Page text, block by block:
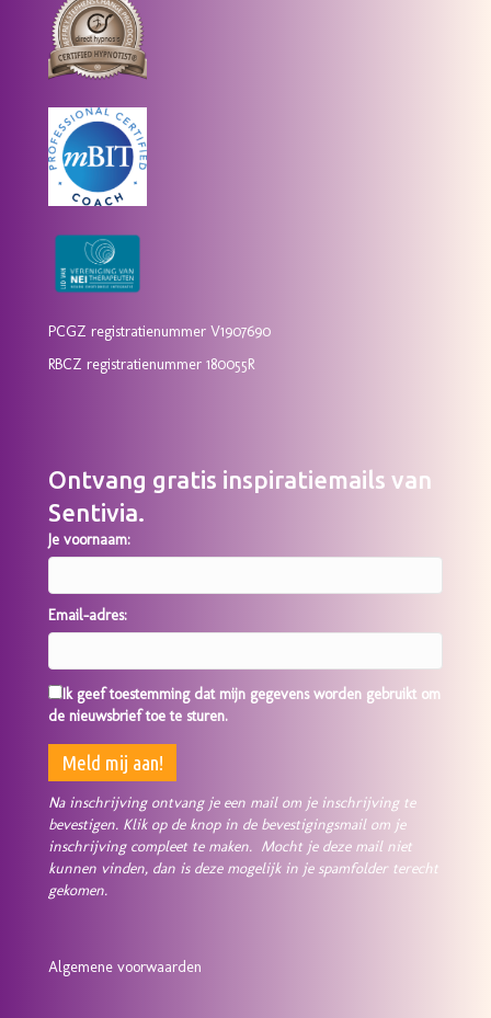
PCGZ registratienummer V1907690
RBCZ registratienummer 180055R
Ontvang gratis inspiratiemails van
Sentivia.
Je voornaam:
Email-adres:
Ik geef toestemming dat mijn gegevens worden gebruikt om
de nieuwsbrief toe te sturen.
Na inschrijving ontvang je een mail om je inschrijving te
bevestigen. Klik op de knop in de bevestigingsmail om je
inschrijving compleet te maken. Mocht je deze mail niet
kunnen vinden, dan is deze mogelijk in je spamfolder terecht
gekomen.
Algemene voorwaarden